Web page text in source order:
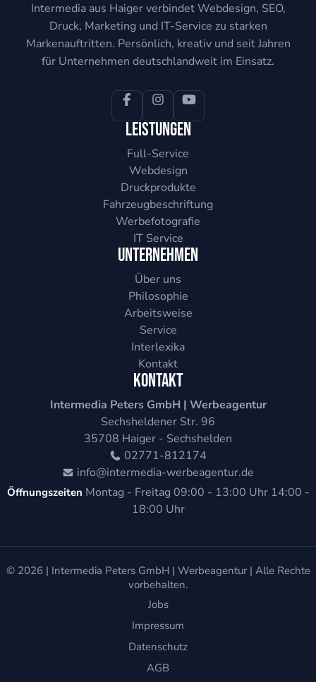
Intermedia aus Haiger verbindet Webdesign, SEO,
Druck, Marketing und IT-Service zu starken
Markenauftritten. Persönlich, kreativ und seit Jahren
für Unternehmen deutschlandweit im Einsatz.
Leistungen
Full-Service
Webdesign
Druckprodukte
Fahrzeugbeschriftung
Werbefotografie
IT Service
Unternehmen
Über uns
Philosophie
Arbeitsweise
Service
Interlexika
Kontakt
Kontakt
Intermedia Peters GmbH | Werbeagentur
Sechsheldener Str. 96
35708 Haiger - Sechshelden
02771-812174
info@intermedia-werbeagentur.de
Öffnungszeiten Montag - Freitag 09:00 - 13:00 Uhr 14:00 -
18:00 Uhr
© 2026 | Intermedia Peters GmbH | Werbeagentur| Alle Rechte
vorbehalten.
Jobs
Impressum
Datenschutz
AGB